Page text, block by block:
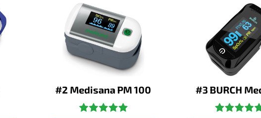
#2 Medisana PM 100 #3 BURCH